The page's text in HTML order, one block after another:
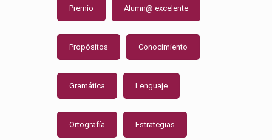
Premio Alumn@ excelente
Propósitos Conocimiento
Gramática Lenguaje
Ortografía Estrategias